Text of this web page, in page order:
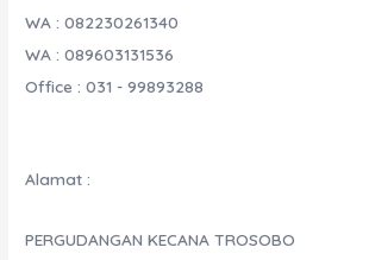
WA : 082230261340
WA : 089603131536
Office : 031 - 99893288
Alamat :
PERGUDANGAN KECANA TROSOBO